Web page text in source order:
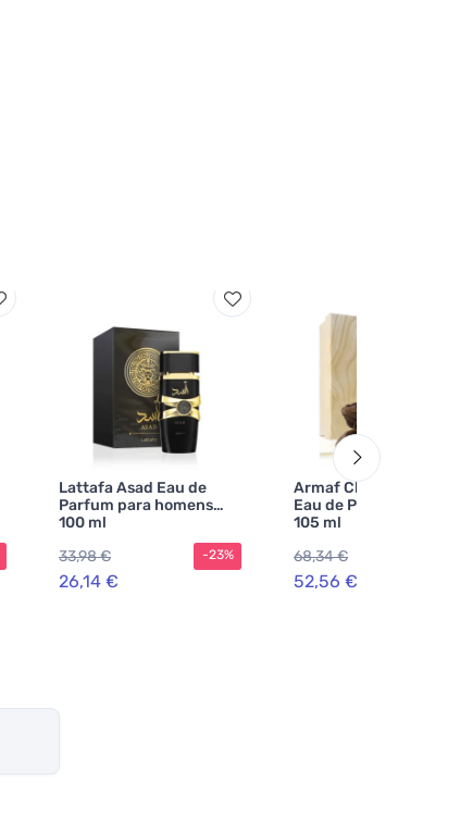
Lattafa Asad Eau de
Parfum para homens
100 ml
33,98 €
26,14 €
-23%
Armaf Club de Nuit
Eau de Parfum
105 ml
68,34 €
52,56 €